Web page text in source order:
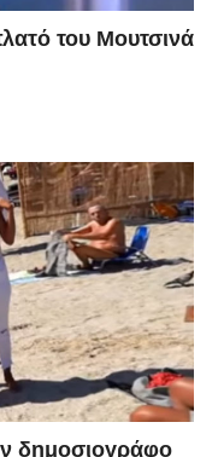
του Μουτσινά
δημοσιογράφο